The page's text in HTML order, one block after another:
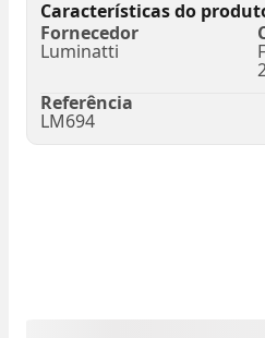
Características do
Fornecedor
Luminatti
Referência
LM694